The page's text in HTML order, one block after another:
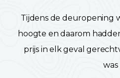
Tijdens de deuropening
hoogte en daarom
prijs in elk geval
was